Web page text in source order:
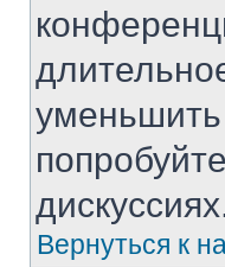
Вернуться к